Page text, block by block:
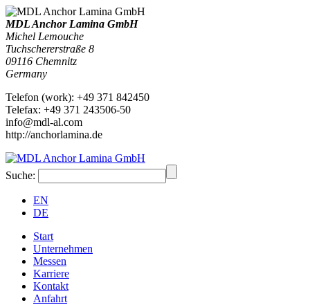
MDL Anchor Lamina GmbH
Michel Lemouche
Tuchschererstraße 8
09116 Chemnitz
Germany
Telefon (work): +49 371 842450
Telefax: +49 371 243506-50
info@mdl-al.com
http://anchorlamina.de
Suche:
EN
DE
Start
Unternehmen
Messen
Karriere
Kontakt
Anfahrt